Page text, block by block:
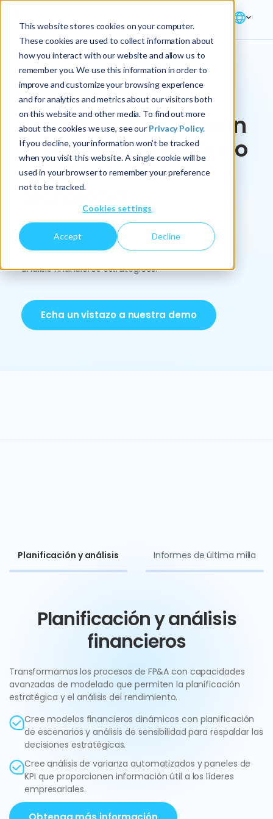
This website stores cookies on your computer.
These cookies are used to collect information about
how you interact with our website and allow us to
remember you. We use this information in order to
improve and customize your browsing experience
and for analytics and metrics about our visitors both
on this website and other media. To find out more
about the cookies we use, see our Privacy Policy.
If you decline, your information won’t be tracked
when you visit this website. A single cookie will be
used in your browser to remember your preference
not to be tracked.
Cookies settings
Accept Decline
Solución → Finanzas
Transforme su función
financiera conectando
personas, procesos y
tecnología
Los directores financieros y la oficina del director
financiero son fundamentales para permitir una
análisis financieros estratégicos.
Echa un vistazo a nuestra demo
Planificación y análisis Informes de última milla
Planificación y análisis
financieros
Transformamos los procesos de FP&A con capacidades
avanzadas de modelado que permiten la planificación
estratégica y el análisis del rendimiento.
Cree modelos financieros dinámicos con planificación
de escenarios y análisis de sensibilidad para respaldar las
decisiones estratégicas.
Cree análisis de varianza automatizados y paneles de
KPI que proporcionen información útil a los líderes
empresariales.